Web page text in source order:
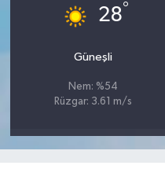
28°
Güneşli
Nem: %54
Rüzgar: 3.61 m/s